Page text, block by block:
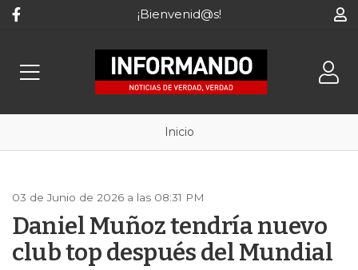
¡Bienvenid@s!
Inicio
03 de Junio de 2026 a las 08:31 PM
Daniel Muñoz tendría nuevo
club top después del Mundial